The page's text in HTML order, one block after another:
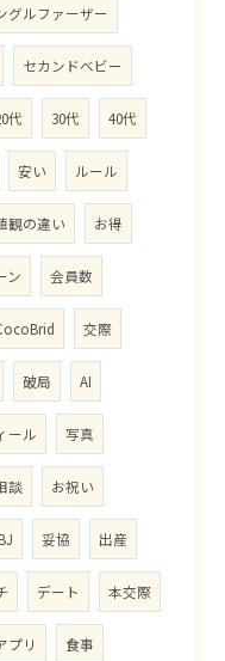
グルファーザー
セカンドベビー
代 30代 40代
安い ルール
観の違い お得
ン 会員数
交際
破局 AI
ール 写真
談 お祝い
妥協 出産
デート 本交際
プリ 食事